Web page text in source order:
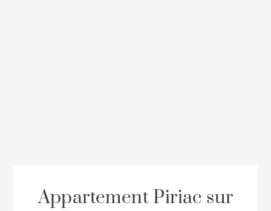
Appartement Piriac sur